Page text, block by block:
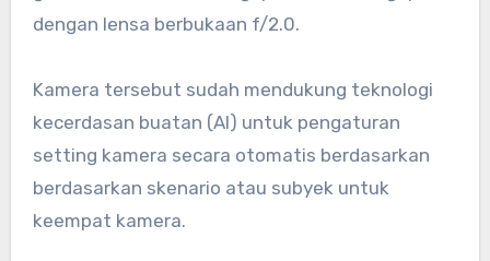
dengan lensa berbukaan f/2.0.
Kamera tersebut sudah mendukung teknologi
kecerdasan buatan (AI) untuk pengaturan
setting kamera secara otomatis berdasarkan
berdasarkan skenario atau subyek untuk
keempat kamera.